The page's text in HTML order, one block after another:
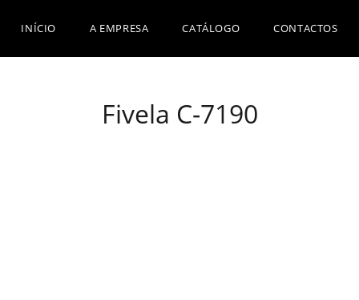
INÍCIO A EMPRESA CATÁLOGO CONTACTOS
Fivela C-7190